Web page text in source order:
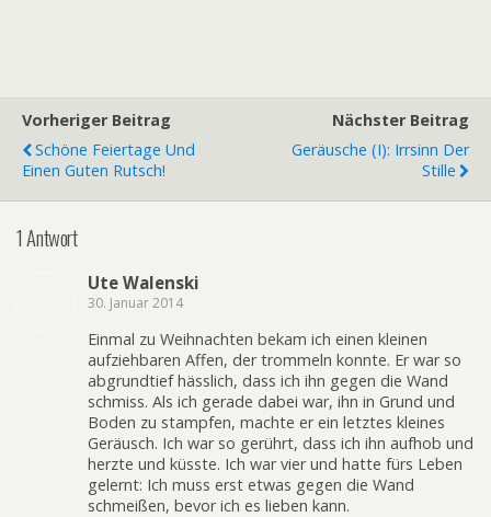
Vorheriger Beitrag
Schöne Feiertage Und
Einen Guten Rutsch!
Nächster Beitrag
Geräusche (I): Irrsinn Der
Stille
1 Antwort
Ute Walenski
30. Januar 2014
Einmal zu Weihnachten bekam ich einen kleinen
aufziehbaren Affen, der trommeln konnte. Er war so
abgrundtief hässlich, dass ich ihn gegen die Wand
schmiss. Als ich gerade dabei war, ihn in Grund und
Boden zu stampfen, machte er ein letztes kleines
Geräusch. Ich war so gerührt, dass ich ihn aufhob und
herzte und küsste. Ich war vier und hatte fürs Leben
gelernt: Ich muss erst etwas gegen die Wand
schmeißen, bevor ich es lieben kann.